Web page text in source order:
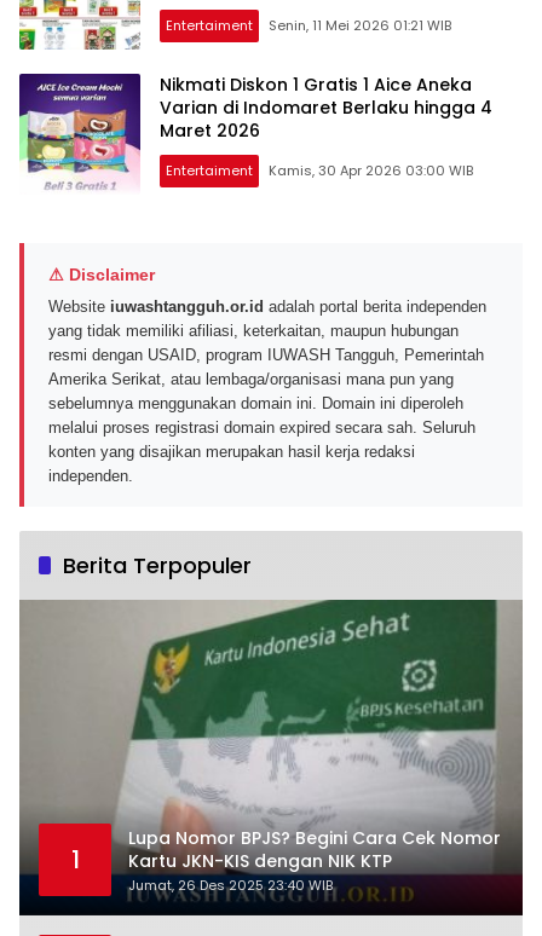
Entertaiment Senin, 11 Mei 2026 01:21 WIB
Nikmati Diskon 1 Gratis 1 Aice Aneka
Varian di Indomaret Berlaku hingga 4
Maret 2026
Entertaiment Kamis, 30 Apr 2026 03:00 WIB
⚠ Disclaimer
Website iuwashtangguh.or.id adalah portal berita independen
yang tidak memiliki afiliasi, keterkaitan, maupun hubungan
resmi dengan USAID, program IUWASH Tangguh, Pemerintah
Amerika Serikat, atau lembaga/organisasi mana pun yang
sebelumnya menggunakan domain ini. Domain ini diperoleh
melalui proses registrasi domain expired secara sah. Seluruh
konten yang disajikan merupakan hasil kerja redaksi
independen.
Berita Terpopuler
1
Lupa Nomor BPJS? Begini Cara Cek Nomor
Kartu JKN-KIS dengan NIK KTP
Jumat, 26 Des 2025 23:40 WIB